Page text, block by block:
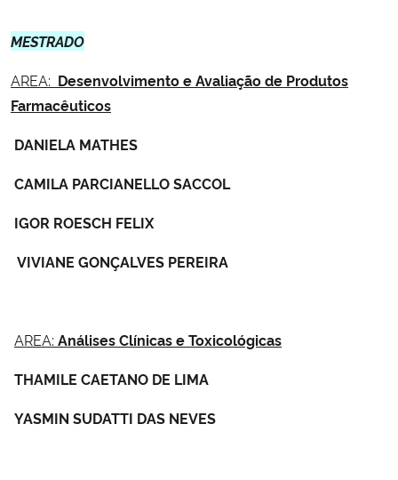
Ministério da Ciência, Tecnologia, Inovações e Comunicações
Ministério do Meio Ambiente
Controladoria-Geral da União
Ministério da Mulher, da Família e dos Direitos Humanos
MESTRADO
AREA: Desenvolvimento e Avaliação de Produtos
Farmacêuticos
DANIELA MATHES
CAMILA PARCIANELLO SACCOL
IGOR ROESCH FELIX
VIVIANE GONÇALVES PEREIRA
AREA: Análises Clínicas e Toxicológicas
THAMILE CAETANO DE LIMA
YASMIN SUDATTI DAS NEVES